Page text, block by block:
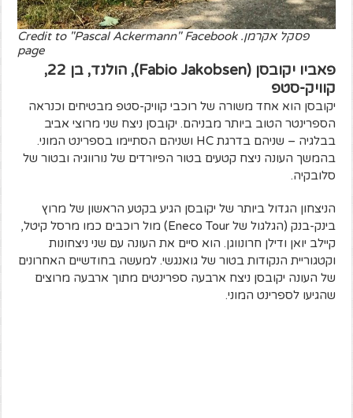
פסקל אקרמן. Credit to "Pascal Ackermann" Facebook
page
פאביו יקובסן (Fabio Jakobsen), הולנד, בן 22,
קוויק-סטפ
יקובסן הוא אחד משורה של רוכבי קוויק-סטפ מבטיחים וכנראה
הספרינטר הטוב ביותר מבניהם. יקובסן ניצח שני מרוצי אביב
בבלגיה – שניהם בדרגת HC ושניהם הסתיימו בספרינט המוני.
בהמשך העונה ניצח קטעים בטור הפיורדים של נורווגיה ובטור של
סלובקיה.
הניצחון הגדול ביותר של יקובסן הגיע בקטע הראשון של מרוץ
בינק-בנק (הגלגול של Eneco Tour) מול רוכבים כמו מרסל קיטל,
קיילב יואן ודילן חרונווגן. הוא סיים את העונה עם שני ניצחונות
וקטגוריית הנקודות בטור של גואנגשי. למעשה בחודשיים האחרונים
של העונה יקובסן ניצח ארבעה ספרינטים מתוך ארבעה מרוצים
שהגיעו לספרינט המוני.